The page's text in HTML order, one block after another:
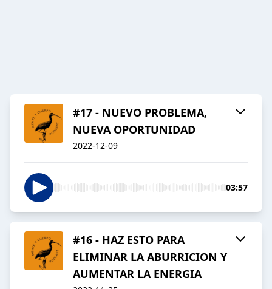
#17 - NUEVO PROBLEMA,
NUEVA OPORTUNIDAD
2022-12-09
03:57
#16 - HAZ ESTO PARA
ELIMINAR LA ABURRICION Y
AUMENTAR LA ENERGIA